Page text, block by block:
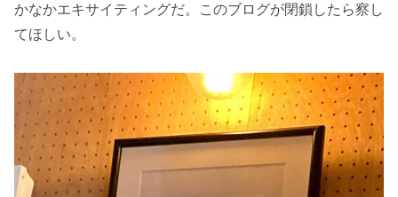
かなかエキサイティングだ。このブログが閉鎖したら察し
てほしい。